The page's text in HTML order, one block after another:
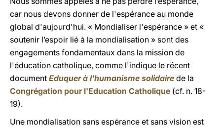
car nous devons donner de l'espérance au monde
global d'aujourd'hui. « Mondialiser l'espérance » et «
soutenir l’espoir lié à la mondialisation » sont des
engagements fondamentaux dans la mission de
l'éducation catholique, comme l'indique le récent
document Eduquer à l'humanisme solidaire de la
Congrégation pour l'Education Catholique (cf. n. 18-
19).
Une mondialisation sans espérance et sans vision est